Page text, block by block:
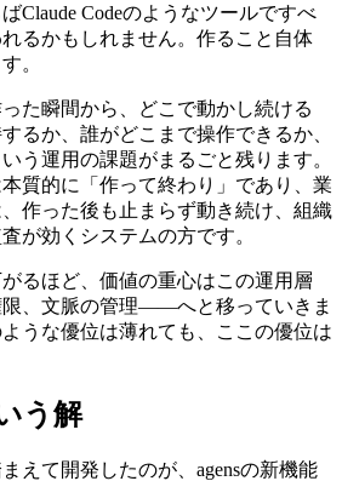
Claude Codeのようなツールですべ
るかもしれません。作ること自体
。
た瞬間から、どこで動かし続ける
るか、誰がどこまで操作できるか、
う運用の課題がまるごと残ります。
質的に「作って終わり」であり、業
作った後も止まらず動き続け、組織
が効くシステムの方です。
るほど、価値の重心はこの運用層
、文脈の管理——へと移っていきま
うな優位は薄れても、ここの優位は
う解
えて開発したのが、agensの新機能